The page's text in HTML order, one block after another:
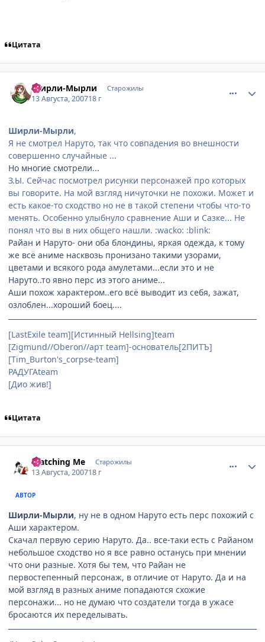
Цитата
Ширли-Мырли Старожилы
13 Августа, 200718 г
Ширли-Мырли,
Я не смотрел Наруто, так что совпадения во внешности
совершенно случайные ...
Но многие смотрели...
З.Ы. Сейчас посмотрел рисунки персонажей про которых
вы говорите. На мой взгляд ничуточки не похожи. Может и
есть какое-то сходство но не в такой степени чтобы что-то
менять. Особенно улыбнуло сравнение Аши и Сазке... Не
понял что вы в них общего нашли. :wacko: :blink:
Райан и Наруто- они оба блондины, яркая одежда, к тому
же всё аниме насквозь пронизано такими узорами,
цветами и всякого рода амулетами...если это и не
Наруто..то явно перс из этого аниме...
Аши похож характером..его всё выводит из себя, зажат,
озлоблен...хороший боец....
[LastExile team][Истинный Hellsing]team
[Zigmund//Oberon//арт team]-основатель[2ПИТЪ]
[Tim_Burton's_corpse-team]
РАДУГАteam
[Дио жив!]
Цитата
Watching Me Старожилы
13 Августа, 200718 г
АВТОР
Ширли-Мырли, ну не в одном Наруто есть перс похожий с
Аши характером.
Скачал первую серию Наруто. Да.. все-таки есть с Райаном
небольшое сходство но я все равно останусь при мнении
что они разные. Хотя бы тем, что Райан не
первостепенный персонаж, в отличие от Наруто. Да и на
мой взгляд в разных аниме попадаются схожие
персонажи... но не думаю что создатели тогда в ужасе
бросаются их переделывать.